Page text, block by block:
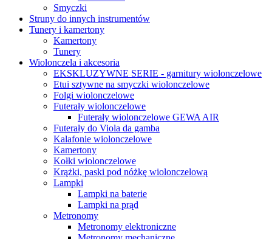
Smyczki
Struny do innych instrumentów
Tunery i kamertony
Kamertony
Tunery
Wiolonczela i akcesoria
EKSKLUZYWNE SERIE - garnitury wiolonczelowe
Etui sztywne na smyczki wiolonczelowe
Folgi wiolonczelowe
Futerały wiolonczelowe
Futerały wiolonczelowe GEWA AIR
Futerały do Viola da gamba
Kalafonie wiolonczelowe
Kamertony
Kołki wiolonczelowe
Krążki, paski pod nóżkę wiolonczelową
Lampki
Lampki na baterie
Lampki na prąd
Metronomy
Metronomy elektroniczne